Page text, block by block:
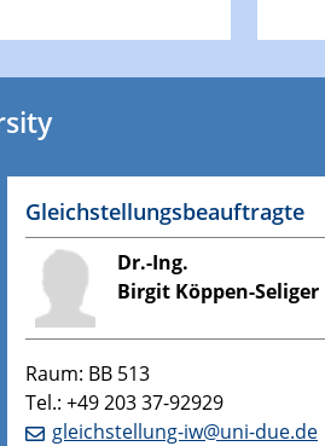
Gleichstellungsbeauftragte
Dr.-Ing.
Birgit Köppen-Seliger
Raum: BB 513
Tel.: +49 203 37-92929
gleichstellung-iw@uni-due.de